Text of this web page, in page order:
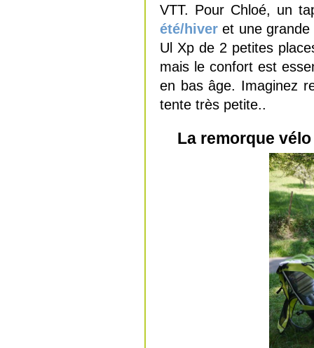
VTT. Pour Chloé, un
été/hiver et une grande
Ul Xp de 2 petites
mais le confort est
en bas âge. Imaginez
tente très petite..
La remorque